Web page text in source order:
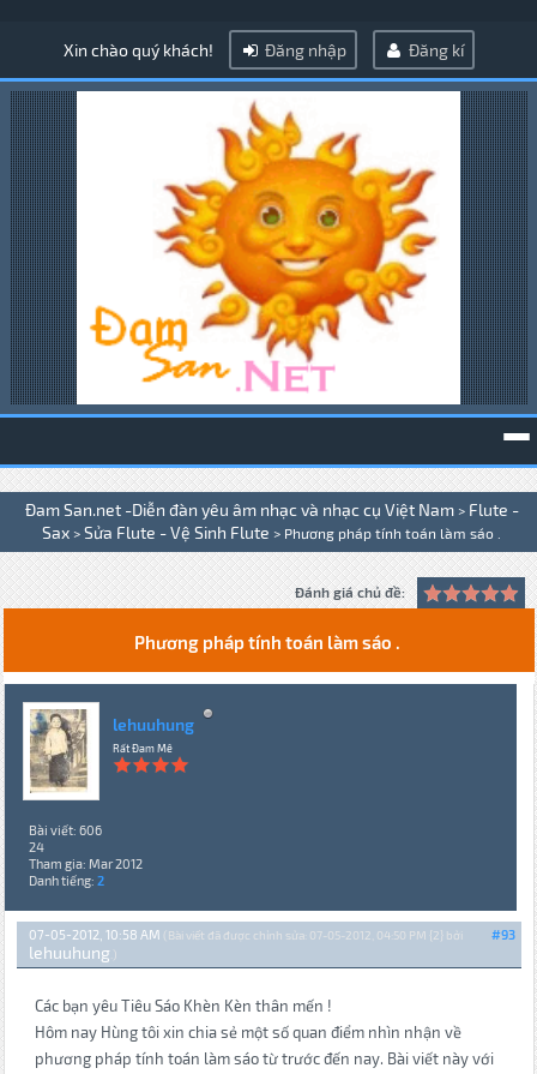
Xin chào quý khách! Đăng nhập Đăng kí
Đam San.net -Diễn đàn yêu âm nhạc và nhạc cụ Việt Nam > Flute -
Sax > Sửa Flute - Vệ Sinh Flute > Phương pháp tính toán làm sáo .
Đánh giá chủ đề:
Phương pháp tính toán làm sáo .
lehuuhung
Rất Đam Mê
Bài viết: 606
24
Tham gia: Mar 2012
Danh tiếng: 2
#93
07-05-2012, 10:58 AM (Bài viết đã được chỉnh sửa: 07-05-2012, 04:50 PM {2} bởi
lehuuhung.)
Các bạn yêu Tiêu Sáo Khèn Kèn thân mến !
Hôm nay Hùng tôi xin chia sẻ một số quan điểm nhìn nhận về
phương pháp tính toán làm sáo từ trước đến nay. Bài viết này với